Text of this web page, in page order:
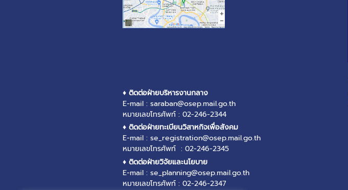
♦ ติดต่อฝ่ายบริหารงานกลาง
E-mail : saraban@osep.mail.go.th
หมายเลขโทรศัพท์ : 02-246-2344
♦ ติดต่อฝ่ายทะเบียนวิสาหกิจเพื่อสังคม
E-mail : se_registration@osep.mail.go.th
หมายเลขโทรศัพท์ : 02-246-2345
♦ ติดต่อฝ่ายวิจัยและนโยบาย
E-mail : se_planning@osep.mail.go.th
หมายเลขโทรศัพท์ : 02-246-2347